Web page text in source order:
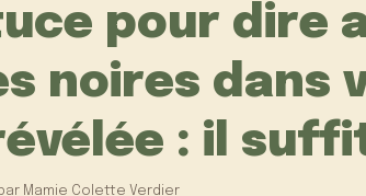
pour dire
noires dans
: il
Mamie Colette Verdier